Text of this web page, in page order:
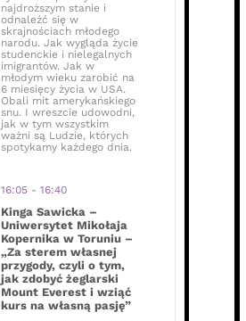
najdroższym stanie i
odnaleźć się w
skrajnościach młodego
narodu. Jak wygląda życie
studenckie i nielegalnych
imigrantów. Jak w
młodym wieku zarobić na
6 miesięcy życia w USA.
Obali mit amerykańskiego
snu. I wreszcie udowodni,
jak w tym wszystkim
ważni są Ludzie, których
spotykamy każdego dnia.
16:05 - 16:40
Kinga Sawicka –
Uniwersytet Mikołaja
Kopernika w Toruniu –
„Za sterem własnej
przygody, czyli o tym,
jak zdobyć żeglarski
Mount Everest i wziąć
kurs na własną pasję”